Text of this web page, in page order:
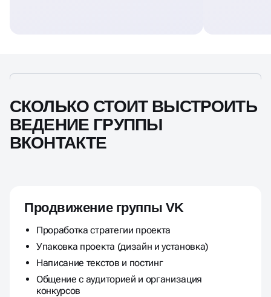
СКОЛЬКО СТОИТ ВЫСТРОИТЬ
ВЕДЕНИЕ ГРУППЫ
ВКОНТАКТЕ
Продвижение группы VK
Проработка стратегии проекта
Упаковка проекта (дизайн и установка)
Написание текстов и постинг
Общение с аудиторией и организация
конкурсов